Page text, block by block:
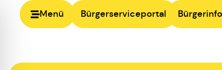
Menü Bürgerserviceportal